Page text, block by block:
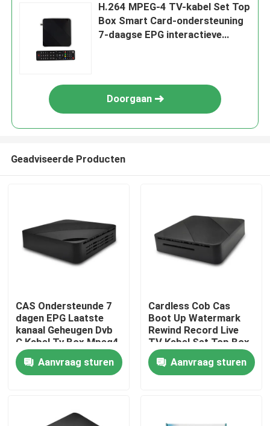
Thuis
VR-show
H.264 MPEG-4 TV-kabel Set Top
Box Smart Card-ondersteuning
7-daagse EPG interactieve
Doorgaan
Geadviseerde Producten
CAS Ondersteunde 7
dagen EPG Laatste
kanaal Geheugen Dvb
C Kabel Tv Box Mpeg4
Hd
Aanvraag sturen
Cardless Cob Cas
Boot Up Watermark
Rewind Record Live
TV Kabel Set Top Box
Aanvraag sturen